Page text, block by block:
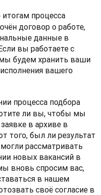
итогам процесса
договор о работе,
данные в
вы работаете с
мы будем хранить ваши
вашего
процесса подбора
ли вы, чтобы мы
в архиве в
того, был ли результат
рассматривать
новых вакансий в
вновь спросим вас,
в нашем
своё согласие в